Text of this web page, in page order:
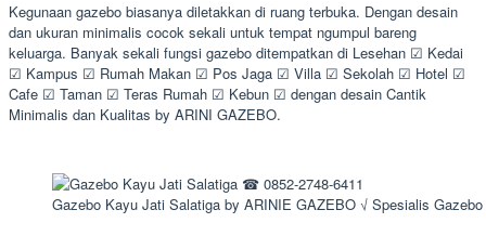
Kegunaan gazebo biasanya diletakkan di ruang terbuka. Dengan desain
dan ukuran minimalis cocok sekali untuk tempat ngumpul bareng
keluarga. Banyak sekali fungsi gazebo ditempatkan di Lesehan ☑ Kedai
☑ Kampus ☑ Rumah Makan ☑ Pos Jaga ☑ Villa ☑ Sekolah ☑ Hotel ☑
Cafe ☑ Taman ☑ Teras Rumah ☑ Kebun ☑ dengan desain Cantik
Minimalis dan Kualitas by ARINI GAZEBO.
Gazebo Kayu Jati Salatiga by ARINIE GAZEBO √ Spesialis